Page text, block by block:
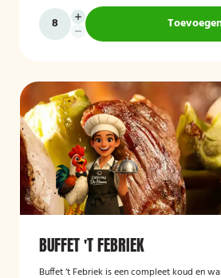
BUFFET 'T FEBRIEK
Buffet ‘t Febriek is een compleet koud en